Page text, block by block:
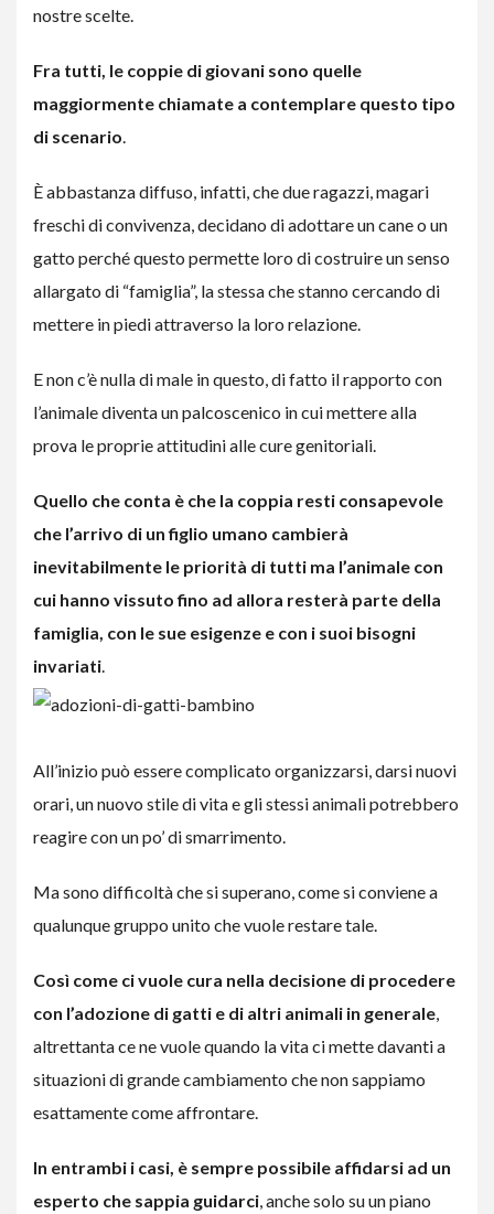
nostre scelte.
Fra tutti, le coppie di giovani sono quelle
maggiormente chiamate a contemplare questo tipo
di scenario.
È abbastanza diffuso, infatti, che due ragazzi, magari
freschi di convivenza, decidano di adottare un cane o un
gatto perché questo permette loro di costruire un senso
allargato di “famiglia”, la stessa che stanno cercando di
mettere in piedi attraverso la loro relazione.
E non c’è nulla di male in questo, di fatto il rapporto con
l’animale diventa un palcoscenico in cui mettere alla
prova le proprie attitudini alle cure genitoriali.
Quello che conta è che la coppia resti consapevole
che l’arrivo di un figlio umano cambierà
inevitabilmente le priorità di tutti ma l’animale con
cui hanno vissuto fino ad allora resterà parte della
famiglia, con le sue esigenze e con i suoi bisogni
invariati.
All’inizio può essere complicato organizzarsi, darsi nuovi
orari, un nuovo stile di vita e gli stessi animali potrebbero
reagire con un po’ di smarrimento.
Ma sono difficoltà che si superano, come si conviene a
qualunque gruppo unito che vuole restare tale.
Così come ci vuole cura nella decisione di procedere
con l’adozione di gatti e di altri animali in generale,
altrettanta ce ne vuole quando la vita ci mette davanti a
situazioni di grande cambiamento che non sappiamo
esattamente come affrontare.
In entrambi i casi, è sempre possibile affidarsi ad un
esperto che sappia guidarci, anche solo su un piano